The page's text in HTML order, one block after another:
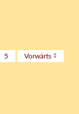
5
Vorwärts